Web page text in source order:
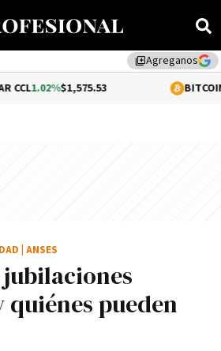
library_addAgreganos
-0.46%
jubilaciones
quiénes pueden
ANSES